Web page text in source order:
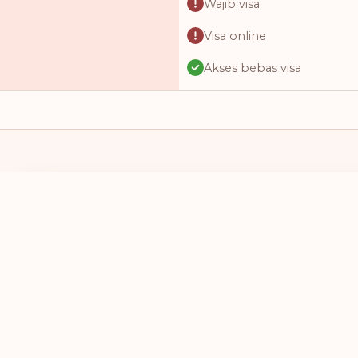
Wajib visa
Visa online
Akses bebas visa
Visa saat kedatangan